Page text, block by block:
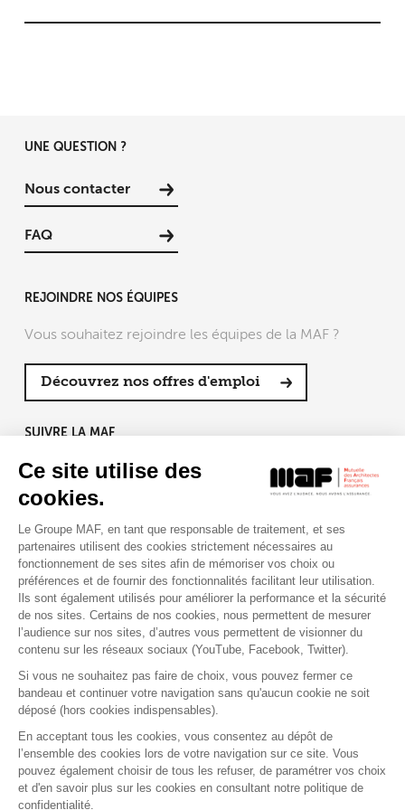
Ce site utilise des
cookies.
Le Groupe MAF, en tant que responsable de traitement, et ses
partenaires utilisent des cookies strictement nécessaires au
fonctionnement de ses sites afin de mémoriser vos choix ou
préférences et de fournir des fonctionnalités facilitant leur utilisation.
Ils sont également utilisés pour améliorer la performance et la sécurité
de nos sites. Certains de nos cookies, nous permettent de mesurer
l’audience sur nos sites, d’autres vous permettent de visionner du
contenu sur les réseaux sociaux (YouTube, Facebook, Twitter).
Si vous ne souhaitez pas faire de choix, vous pouvez fermer ce
bandeau et continuer votre navigation sans qu'aucun cookie ne soit
déposé (hors cookies indispensables).
En acceptant tous les cookies, vous consentez au dépôt de
l’ensemble des cookies lors de votre navigation sur ce site. Vous
pouvez également choisir de tous les refuser, de paramétrer vos choix
et d'en savoir plus sur les cookies en consultant notre politique de
confidentialité.
UNE QUESTION ?
Nous contacter
FAQ
REJOINDRE NOS ÉQUIPES
Vous souhaitez rejoindre les équipes de la MAF ?
Découvrez nos offres d'emploi
SUIVRE LA MAF
RETROUVEZ-NOUS SUR :
Contact Presse Assistance
Mentions légales
Gestion des cookies
Politique de confidentialité
Conditions générales d'utilisation